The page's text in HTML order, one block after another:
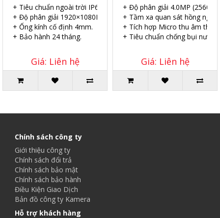
+ Tiêu chuẩn ngoài trời IP67.
+ Độ phân giải 1920×1080P.
+ Ống kính cố định 4mm.
+ Bảo hành 24 tháng.
Giá: Liên hệ
+ Độ phân giải 4.0MP
+ Tầm xa quan sát hồng
+ Tích hợp Micro thu âm
+ Tiêu chuẩn chống bụi nước
Giá: Liên hệ
Chính sách công ty
Giới thiệu công ty
Chính sách đổi trả
Chính sách bảo mật
Chính sách bảo hành
Điều Kiện Giao Dịch
Bản đồ công ty Kamera
Hỗ trợ khách hàng